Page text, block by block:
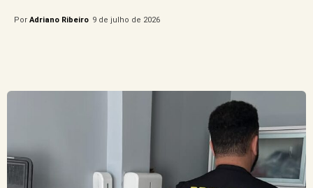
Por Adriano Ribeiro 9 de julho de 2026